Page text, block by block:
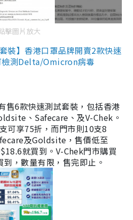
擊圖片放大
裝】香港口罩品牌開賣2款快速
檢測Delta/Omicron病毒
售6款快速測試套裝，包括香港
、Safecare、及V-Chek。
可享75折，而門市則10支8
及Goldsite，售價低至
就買到。V-Chek門市購買
，數量有限，售完即止。